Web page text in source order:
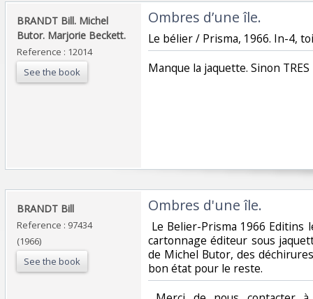
‎BRANDT Bill. Michel
Butor. Marjorie Beckett.‎
Reference : 12014
See the book
‎Ombres d’une île.‎
‎Le bélier / Prisma, 1966. In-4,
‎Manque la jaquette. Sinon TRES
‎BRANDT Bill‎
Reference : 97434
(1966)
See the book
‎Ombres d'une île.‎
Le Belier-Prisma 1966 Editins
cartonnage éditeur sous
de Michel Butor, des
bon état pour le reste.‎